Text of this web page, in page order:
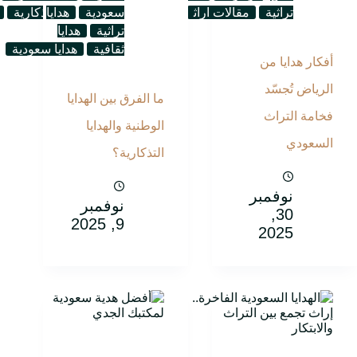
تراثية
مقالات اراث هدايا اليوم الوطنى هدايا تذكارية
أفكار هدايا من
الرياض تُجسّد
فخامة التراث
السعودي
نوفمبر
30,
2025
سعودية
هدايا
تراثية
هدايا
ثقافية
هدايا سعودية
ما الفرق بين الهدايا
الوطنية والهدايا
التذكارية؟
نوفمبر
9, 2025